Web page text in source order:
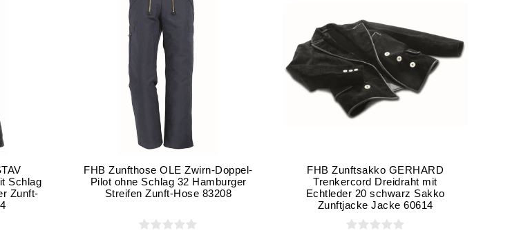
Schlag
Zunft-
FHB Zunfthose OLE Zwirn-Doppel-
Pilot ohne Schlag 32 Hamburger
Streifen Zunft-Hose 83208
FHB Zunftsakko GERHARD
Trenkercord Dreidraht mit
Echtleder 20 schwarz Sakko
Zunftjacke Jacke 60614